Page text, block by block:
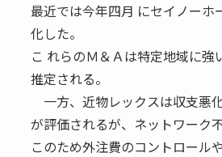
最近では今年四月 にセイノー
化した。
こ れらのＭ＆Ａは特定地域に
推定される。
一方、近物レックスは収支悪
が評価されるが、ネットワーク
このため外注費のコントロール